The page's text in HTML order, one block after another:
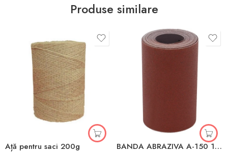
Produse similare
Ață pentru saci 200g BANDA ABRAZIVA A-150 100 MM x 1 M LIDER